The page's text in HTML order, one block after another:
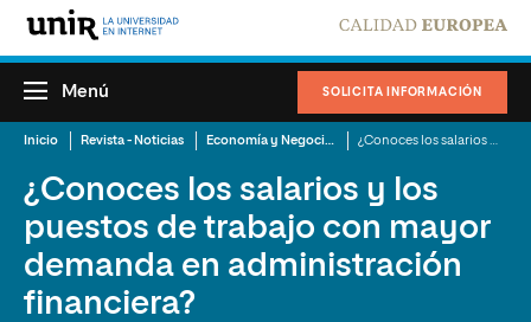
SOLICITA INFORMACIÓN
Menú
Inicio Revista - Noticias Economía y Negocios
¿Conoces los salarios y los
puestos de trabajo con mayor
demanda en administración
financiera?